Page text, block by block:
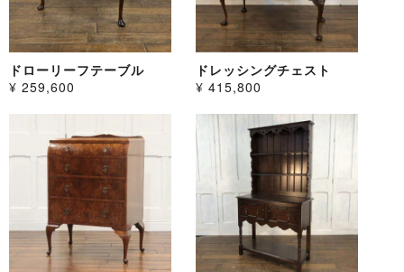
ドローリーフテーブル
¥ 259,600
ドレッシングチェスト
¥ 415,800